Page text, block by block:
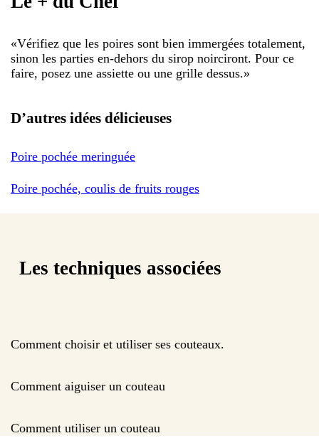
«Vérifiez que les poires sont bien immergées totalement,
sinon les parties en-dehors du sirop noirciront. Pour ce
faire, posez une assiette ou une grille dessus.»
D’autres idées délicieuses
Poire pochée meringuée
Poire pochée, coulis de fruits rouges
Les techniques associées
Comment choisir et utiliser ses couteaux.
Comment aiguiser un couteau
Comment utiliser un couteau